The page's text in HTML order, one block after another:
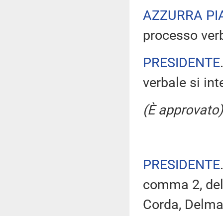
AZZURRA
processo
PRESIDENTE
verbale si
(È approvato)
PRESIDENTE
comma 2,
Corda,